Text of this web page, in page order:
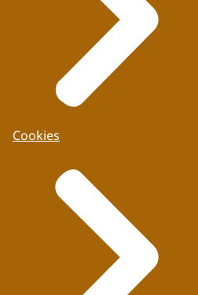
Cookies